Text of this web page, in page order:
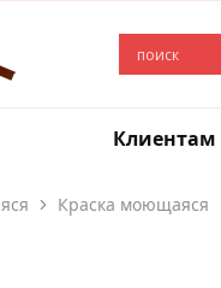
Клиентам
Краска моющаяся